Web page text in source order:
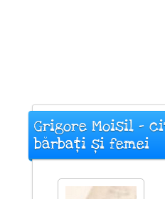
Grigore Moisil -
bărbați și femei